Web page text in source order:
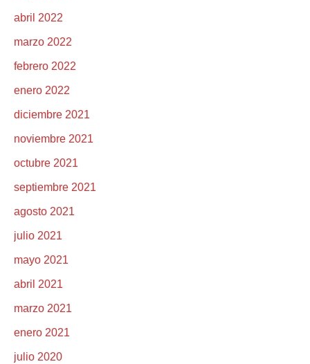
abril 2022
marzo 2022
febrero 2022
enero 2022
diciembre 2021
noviembre 2021
octubre 2021
septiembre 2021
agosto 2021
julio 2021
mayo 2021
abril 2021
marzo 2021
enero 2021
julio 2020